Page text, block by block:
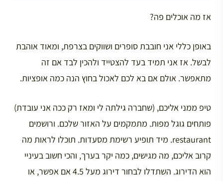
אז מה אוכלים פה?
באופן כללי אני חובבת סופרים ושווקים בצרפת, ומאוד אוהבת
לבשל. אז אני תמיד בעד להצטייד ולהכין לבד אם זה
מתאפשר. אולם אם בא לכם לאכול בחוץ הנה כמה אופציות.
טיפ ממני אליכם, (שחברה גילתה לי ומאז רק ככה אני עובדת)
פותחים גוגל מפות. מתמקמים על האזור שלכם. ורושמים
restaurant. מיד תופיע רשימת מסעדות. תוכלו לראות מה
קרוב אליכם, מה מגישים, כמה יקר בערך, והכי חשוב בעיניי
הוא הדירוג. השתדלו לבחור דירוג מעל 4.5 אם אפשר, או